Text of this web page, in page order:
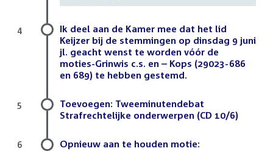
Ik deel aan de Kamer mee dat het lid
Keijzer bij de stemmingen op dinsdag 9 juni
jl. geacht wenst te worden vóór de
moties-Grinwis c.s. en – Kops (29023-686
en 689) te hebben gestemd.
4
Toevoegen: Tweeminutendebat
Strafrechtelijke onderwerpen (CD 10/6)
5
Opnieuw aan te houden motie:
6